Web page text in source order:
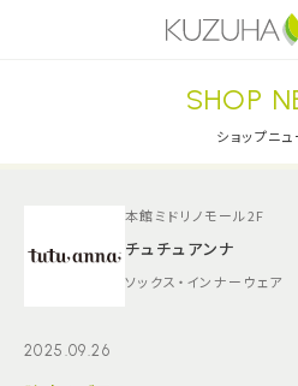
年中無休平 日：
※店舗によ
ショップガ
グルメ＆フ
SHOP
ショップニュ
本館ミドリノモール2F
チュチュアンナ
ソックス・インナーウェア
2025.09.26